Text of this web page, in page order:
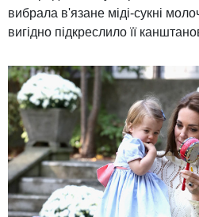
вибрала в'язане міді-сукні
вигідно підкреслило її